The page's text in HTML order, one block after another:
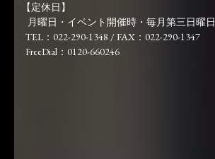
【定休日】
月曜日・イベント開催時・毎月第三日曜日
TEL：022-290-1348 / FAX：022-290-1347
FreeDial：0120-660246